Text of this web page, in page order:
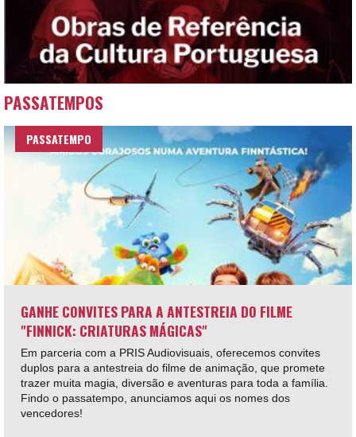
PASSATEMPOS
PASSATEMPO
GANHE CONVITES PARA A ANTESTREIA DO FILME
"FINNICK: CRIATURAS MÁGICAS"
Em parceria com a PRIS Audiovisuais, oferecemos convites
duplos para a antestreia do filme de animação, que promete
trazer muita magia, diversão e aventuras para toda a família.
Findo o passatempo, anunciamos aqui os nomes dos
vencedores!